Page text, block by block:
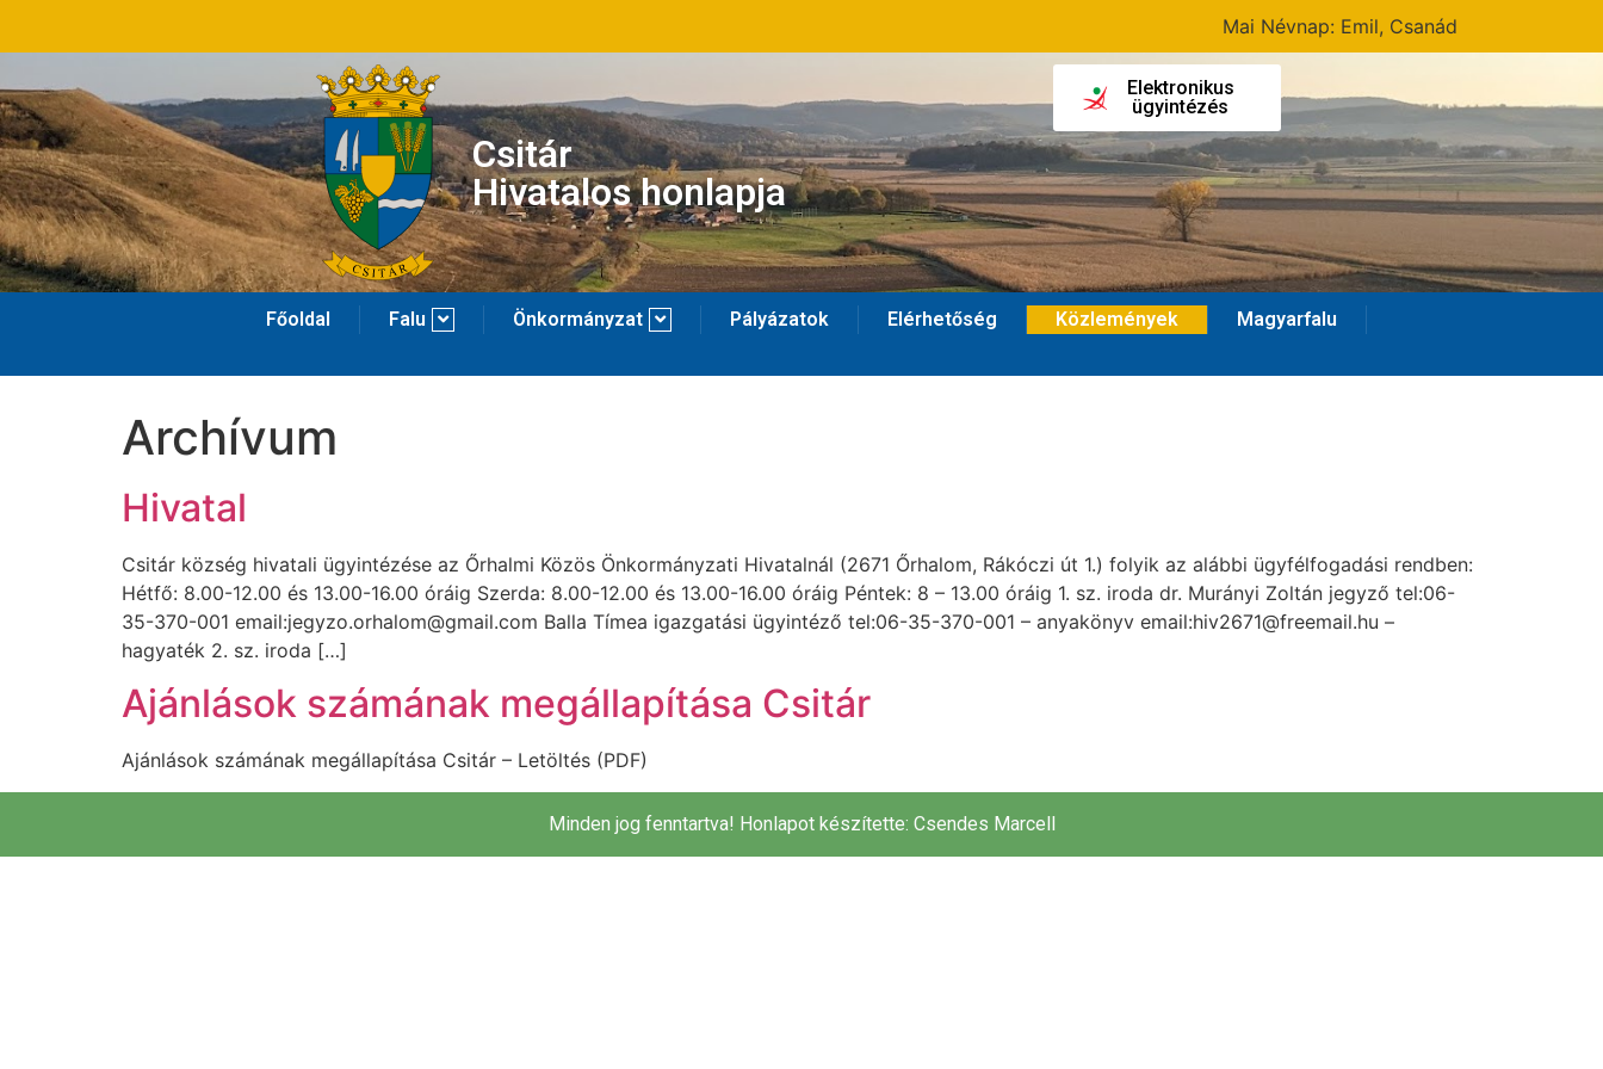
Mai Névnap: Emil, Csanád
Csitár
Hivatalos honlapja
Elektronikus
ügyintézés
Főoldal Falu Önkormányzat Pályázatok Elérhetőség Közlemények Magyarfalu
Archívum
Hivatal
Csitár község hivatali ügyintézése az Őrhalmi Közös Önkormányzati Hivatalnál (2671 Őrhalom, Rákóczi út 1.) folyik az alábbi ügyfélfogadási rendben:
Hétfő: 8.00-12.00 és 13.00-16.00 óráig Szerda: 8.00-12.00 és 13.00-16.00 óráig Péntek: 8 – 13.00 óráig 1. sz. iroda dr. Murányi Zoltán jegyző tel:06-
35-370-001 email:jegyzo.orhalom@gmail.com Balla Tímea igazgatási ügyintéző tel:06-35-370-001 – anyakönyv email:hiv2671@freemail.hu –
hagyaték 2. sz. iroda […]
Ajánlások számának megállapítása Csitár
Ajánlások számának megállapítása Csitár – Letöltés (PDF)
Minden jog fenntartva! Honlapot készítette: Csendes Marcell